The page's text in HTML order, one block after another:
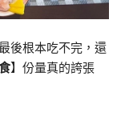
後根本吃不完，還
】份量真的誇張